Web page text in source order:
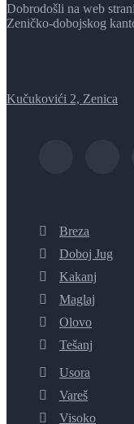
Dobrodošli na web
Zeničko-dobojskog
Kučukovići 2, Zenica
Breza
Doboj Jug
Kakanj
Maglaj
Olovo
Tešanj
Usora
Vareš
Visoko